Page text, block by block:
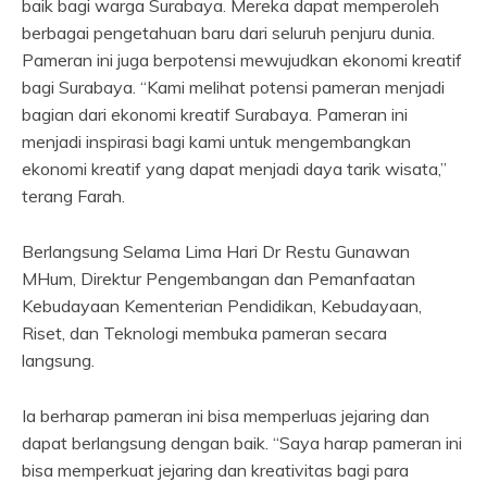
baik bagi warga Surabaya. Mereka dapat memperoleh
berbagai pengetahuan baru dari seluruh penjuru dunia.
Pameran ini juga berpotensi mewujudkan ekonomi kreatif
bagi Surabaya. “Kami melihat potensi pameran menjadi
bagian dari ekonomi kreatif Surabaya. Pameran ini
menjadi inspirasi bagi kami untuk mengembangkan
ekonomi kreatif yang dapat menjadi daya tarik wisata,”
terang Farah.
Berlangsung Selama Lima Hari Dr Restu Gunawan
MHum, Direktur Pengembangan dan Pemanfaatan
Kebudayaan Kementerian Pendidikan, Kebudayaan,
Riset, dan Teknologi membuka pameran secara
langsung.
Ia berharap pameran ini bisa memperluas jejaring dan
dapat berlangsung dengan baik. “Saya harap pameran ini
bisa memperkuat jejaring dan kreativitas bagi para